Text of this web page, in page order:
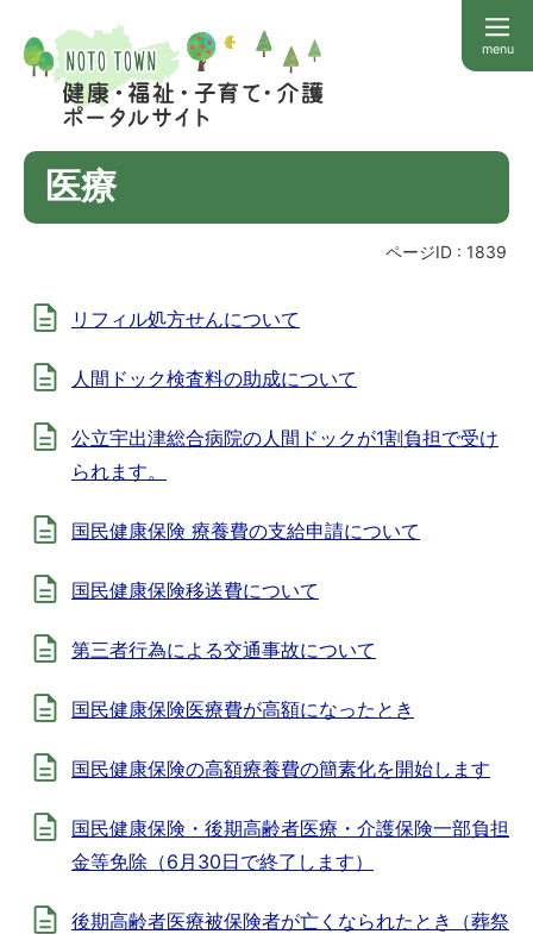
menu
医療
ページID : 1839
リフィル処方せんについて
人間ドック検査料の助成について
公立宇出津総合病院の人間ドックが1割負担で受け
られます。
国民健康保険 療養費の支給申請について
国民健康保険移送費について
第三者行為による交通事故について
国民健康保険医療費が高額になったとき
国民健康保険の高額療養費の簡素化を開始します
国民健康保険・後期高齢者医療・介護保険一部負担
金等免除（6月30日で終了します）
後期高齢者医療被保険者が亡くなられたとき（葬祭